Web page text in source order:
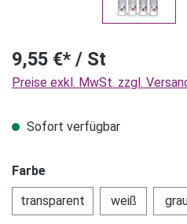
9,55 €* / St
Preise exkl. MwSt. zzgl.
Sofort verfügbar
Farbe
transparent
weiß